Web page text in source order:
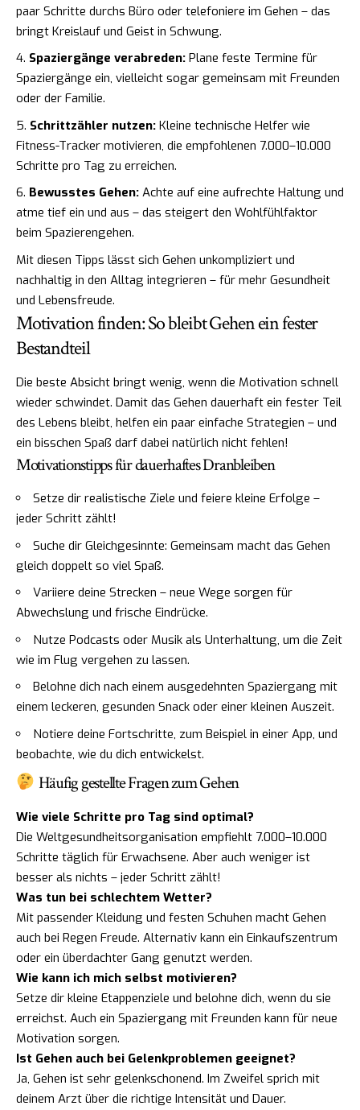
paar Schritte durchs Büro oder telefoniere im Gehen – das
bringt Kreislauf und Geist in Schwung.
Spaziergänge verabreden: Plane feste Termine für
Spaziergänge ein, vielleicht sogar gemeinsam mit Freunden
oder der Familie.
Schrittzähler nutzen: Kleine technische Helfer wie
Fitness-Tracker motivieren, die empfohlenen 7.000–10.000
Schritte pro Tag zu erreichen.
Bewusstes Gehen: Achte auf eine aufrechte Haltung und
atme tief ein und aus – das steigert den Wohlfühlfaktor
beim Spazierengehen.
Mit diesen Tipps lässt sich Gehen unkompliziert und
nachhaltig in den Alltag integrieren – für mehr Gesundheit
und Lebensfreude.
Motivation finden: So bleibt Gehen ein fester
Bestandteil
Die beste Absicht bringt wenig, wenn die Motivation schnell
wieder schwindet. Damit das Gehen dauerhaft ein fester Teil
des Lebens bleibt, helfen ein paar einfache Strategien – und
ein bisschen Spaß darf dabei natürlich nicht fehlen!
Motivationstipps für dauerhaftes Dranbleiben
Setze dir realistische Ziele und feiere kleine Erfolge –
jeder Schritt zählt!
Suche dir Gleichgesinnte: Gemeinsam macht das Gehen
gleich doppelt so viel Spaß.
Variiere deine Strecken – neue Wege sorgen für
Abwechslung und frische Eindrücke.
Nutze Podcasts oder Musik als Unterhaltung, um die Zeit
wie im Flug vergehen zu lassen.
Belohne dich nach einem ausgedehnten Spaziergang mit
einem leckeren, gesunden Snack oder einer kleinen Auszeit.
Notiere deine Fortschritte, zum Beispiel in einer App, und
beobachte, wie du dich entwickelst.
Häufig gestellte Fragen zum Gehen
Wie viele Schritte pro Tag sind optimal?
Die Weltgesundheitsorganisation empfiehlt 7.000–10.000
Schritte täglich für Erwachsene. Aber auch weniger ist
besser als nichts – jeder Schritt zählt!
Was tun bei schlechtem Wetter?
Mit passender Kleidung und festen Schuhen macht Gehen
auch bei Regen Freude. Alternativ kann ein Einkaufszentrum
oder ein überdachter Gang genutzt werden.
Wie kann ich mich selbst motivieren?
Setze dir kleine Etappenziele und belohne dich, wenn du sie
erreichst. Auch ein Spaziergang mit Freunden kann für neue
Motivation sorgen.
Ist Gehen auch bei Gelenkproblemen geeignet?
Ja, Gehen ist sehr gelenkschonend. Im Zweifel sprich mit
deinem Arzt über die richtige Intensität und Dauer.